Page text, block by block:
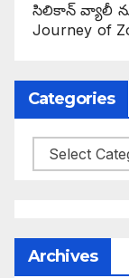
సిలికాన్ వ్యాలీ
Journey of
Categories
Categories
Archives